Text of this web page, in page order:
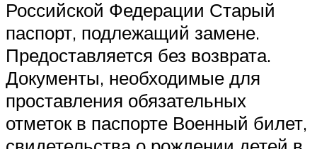
Российской Федерации Старый
паспорт, подлежащий замене.
Предоставляется без возврата.
Документы, необходимые для
проставления обязательных
отметок в паспорте Военный билет,